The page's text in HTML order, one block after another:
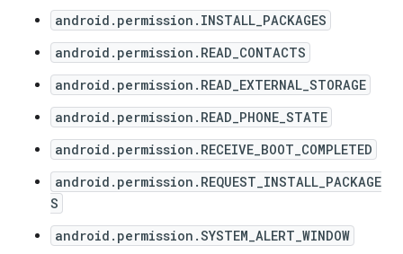
android.permission.INSTALL_PACKAGES
android.permission.READ_CONTACTS
android.permission.READ_EXTERNAL_STORAGE
android.permission.READ_PHONE_STATE
android.permission.RECEIVE_BOOT_COMPLETED
android.permission.REQUEST_INSTALL_PACKAGE
S
android.permission.SYSTEM_ALERT_WINDOW